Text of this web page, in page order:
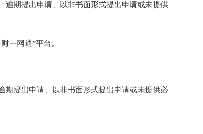
逾期提出申请、以非书面形式提出申请或未提供
一网通”平台。
期提出申请、以非书面形式提出申请或未提供必